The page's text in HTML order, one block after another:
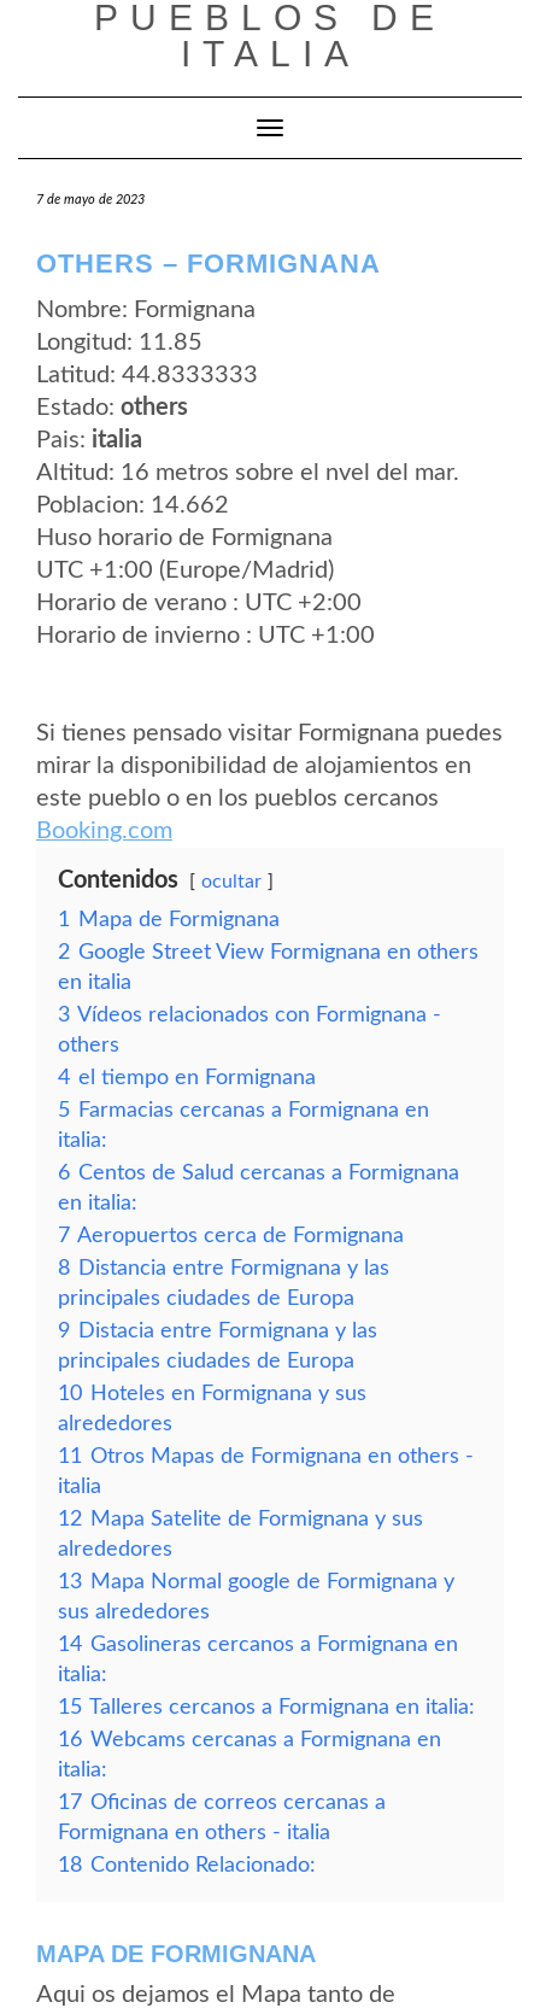
PUEBLOS DE
ITALIA
Cambiar modo de navegación
7 de mayo de 2023
OTHERS – FORMIGNANA
Nombre: Formignana
Longitud: 11.85
Latitud: 44.8333333
Estado: others
Pais: italia
Altitud: 16 metros sobre el nvel del mar.
Poblacion: 14.662
Huso horario de Formignana
UTC +1:00 (Europe/Madrid)
Horario de verano : UTC +2:00
Horario de invierno : UTC +1:00
Si tienes pensado visitar Formignana puedes
mirar la disponibilidad de alojamientos en
este pueblo o en los pueblos cercanos
Booking.com
Contenidos ocultar
1
Mapa de Formignana
2 Google Street View Formignana en others
en italia
3 Vídeos relacionados con Formignana -
others
4 el tiempo en Formignana
5 Farmacias cercanas a Formignana en
italia:
6 Centos de Salud cercanas a Formignana
en italia:
7 Aeropuertos cerca de Formignana
8 Distancia entre Formignana y las
principales ciudades de Europa
9 Distacia entre Formignana y las
principales ciudades de Europa
10 Hoteles en Formignana y sus
alrededores
11 Otros Mapas de Formignana en others -
italia
12 Mapa Satelite de Formignana y sus
alrededores
13 Mapa Normal google de Formignana y
sus alrededores
14 Gasolineras cercanos a Formignana en
italia:
15 Talleres cercanos a Formignana en italia:
16 Webcams cercanas a Formignana en
italia:
17 Oficinas de correos cercanas a
Formignana en others - italia
18 Contenido Relacionado:
MAPA DE FORMIGNANA
Aqui os dejamos el Mapa tanto de